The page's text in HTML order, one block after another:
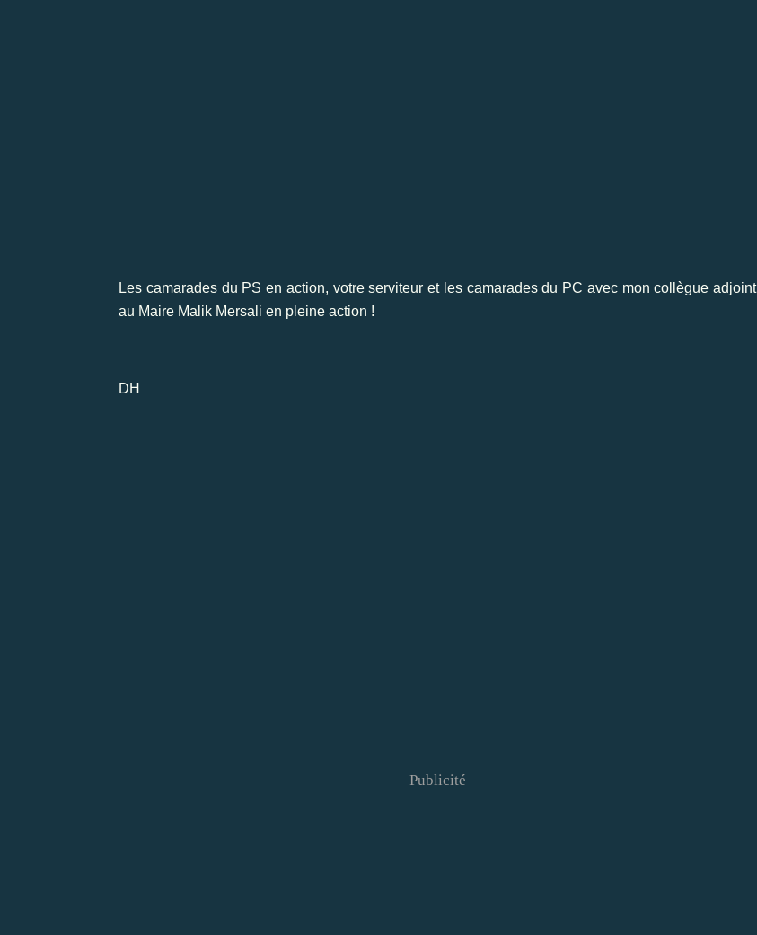
Les camarades du PS en action, votre serviteur et les camarades du PC avec mon collègue adjoint
au Maire Malik Mersali en pleine action !
DH
Publicité